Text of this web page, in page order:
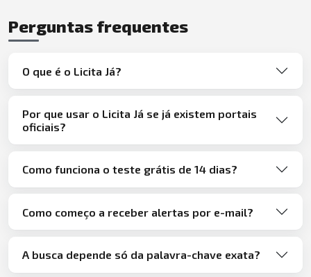
Perguntas frequentes
O que é o Licita Já?
Por que usar o Licita Já se já existem portais
oficiais?
Como funciona o teste grátis de 14 dias?
Como começo a receber alertas por e-mail?
A busca depende só da palavra-chave exata?